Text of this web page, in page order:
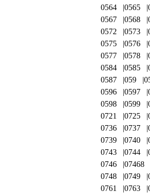
0564
0565
0567
0568
0572
0573
0575
0576
0577
0578
0584
0585
0587
059
0596
0597
0598
0599
0721
0725
0736
0737
0739
0740
0743
0744
0746
07468
0748
0749
0761
0763